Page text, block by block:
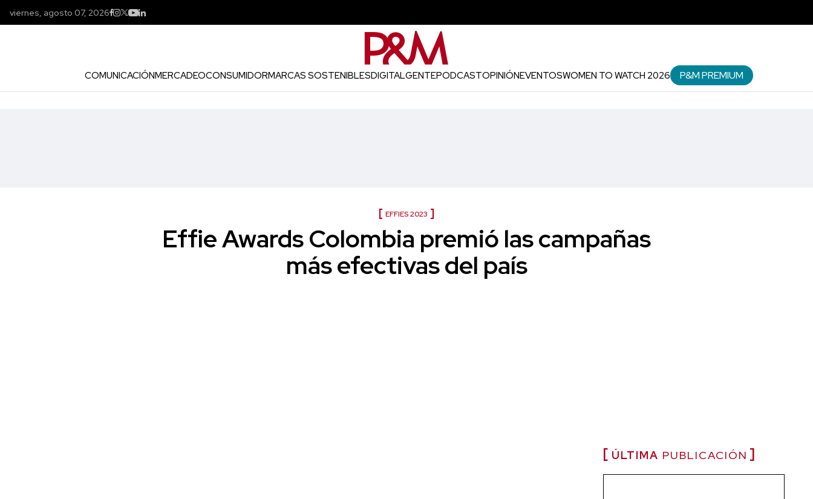
viernes, agosto 07, 2026
COMUNICACIÓNMERCADEOCONSUMIDORMARCAS SOSTENIBLESDIGITALGENTEPODCASTOPINIÓNEVENTOSWOMEN TO WATCH 2026 P&M PREMIUM
EFFIES 2023
Effie Awards Colombia premió las campañas
más efectivas del país
ÚLTIMA PUBLICACIÓN